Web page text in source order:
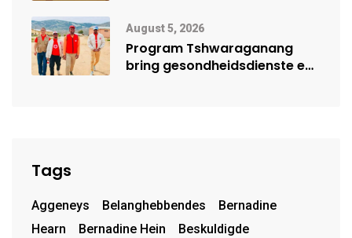
Mensehandel
August 5, 2026
Program Tshwaraganang
bring gesondheidsdienste en
Tags
Aggeneys Belanghebbendes
Bernadine
Hearn
Bernadine Hein
Beskuldigde